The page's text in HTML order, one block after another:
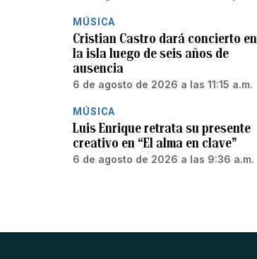
MÚSICA
Cristian Castro dará concierto en
la isla luego de seis años de
ausencia
6 de agosto de 2026 a las 11:15 a.m.
MÚSICA
Luis Enrique retrata su presente
creativo en “El alma en clave”
6 de agosto de 2026 a las 9:36 a.m.